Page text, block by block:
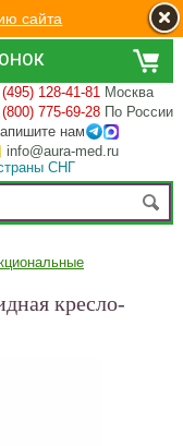
128-41-81 Москва
775-69-28 По России
нам
info@aura-med.ru
СНГ
кресло-
сайта